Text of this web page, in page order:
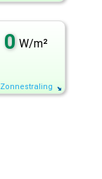
0 W/m²
Zonnestraling